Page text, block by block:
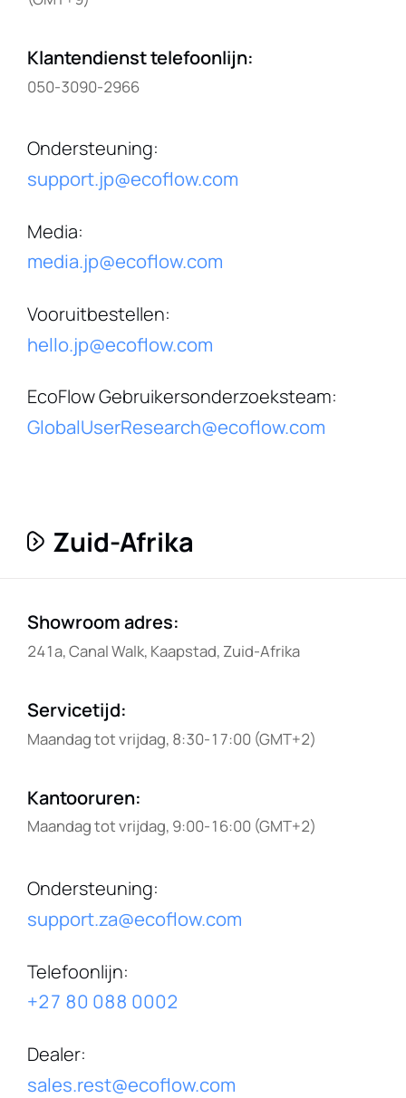
Klantendienst telefoonlijn:
050-3090-2966
Ondersteuning:
support.jp@ecoflow.com
Media:
media.jp@ecoflow.com
Vooruitbestellen:
hello.jp@ecoflow.com
EcoFlow Gebruikersonderzoeksteam:
GlobalUserResearch@ecoflow.com
Zuid-Afrika
Showroom adres:
241a, Canal Walk, Kaapstad, Zuid-Afrika
Servicetijd:
Maandag tot vrijdag, 8:30-17:00 (GMT+2)
Kantooruren:
Maandag tot vrijdag, 9:00-16:00 (GMT+2)
Ondersteuning:
support.za@ecoflow.com
Telefoonlijn:
+27 80 088 0002
Dealer:
sales.rest@ecoflow.com